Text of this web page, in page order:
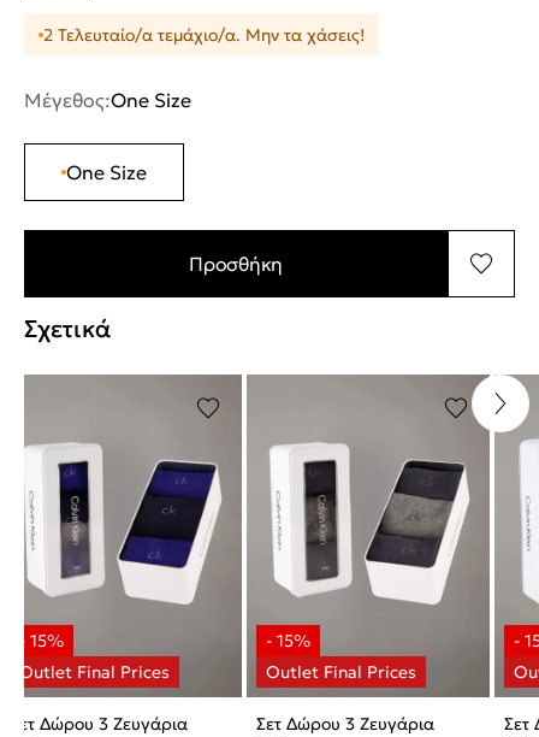
2 Τελευταίο/α τεμάχιο/α. Μην τα χάσεις!
Μέγεθος:One Size
One Size
Προσθήκη
Σχετικά
Σετ Δώρου 3 Ζευγάρια
Σετ Δώρου 3 Ζευγάρια
Σετ